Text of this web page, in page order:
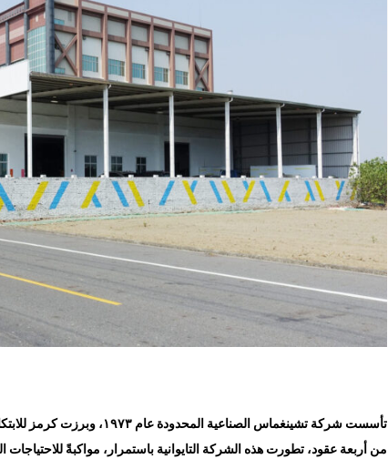
تأسست شركة تشينغماس الصناعية
من أربعة عقود، تطورت هذه الشركة التايوانية باستمرار، مواكبةً